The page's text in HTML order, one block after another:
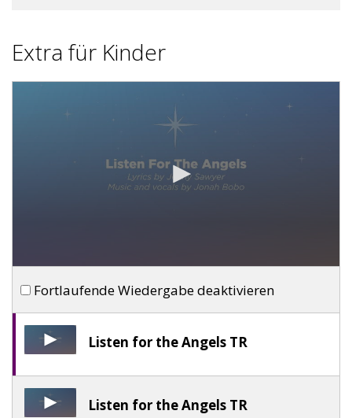
Extra für Kinder
Fortlaufende Wiedergabe deaktivieren
Listen for the Angels TR
Listen for the Angels TR